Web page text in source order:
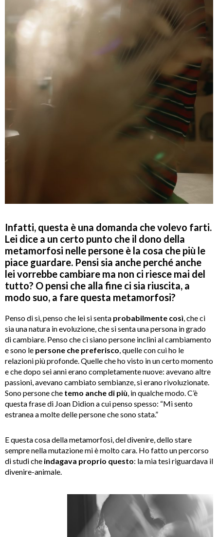
Infatti, questa è una domanda che volevo farti.
Lei dice a un certo punto che il dono della
metamorfosi nelle persone è la cosa che più le
piace guardare. Pensi sia anche perché anche
lei vorrebbe cambiare ma non ci riesce mai del
tutto? O pensi che alla fine ci sia riuscita, a
modo suo, a fare questa metamorfosi?
Penso di sì, penso che lei si senta probabilmente così, che ci
sia una natura in evoluzione, che si senta una persona in grado
di cambiare. Penso che ci siano persone inclini al cambiamento
e sono le persone che preferisco, quelle con cui ho le
relazioni più profonde. Quelle che ho visto in un certo momento
e che dopo sei anni erano completamente nuove: avevano altre
passioni, avevano cambiato sembianze, si erano rivoluzionate.
Sono persone che temo anche di più, in qualche modo. C’è
questa frase di Joan Didion a cui penso spesso: “Mi sento
estranea a molte delle persone che sono stata.”
E questa cosa della metamorfosi, del divenire, dello stare
sempre nella mutazione mi è molto cara. Ho fatto un percorso
di studi che indagava proprio questo: la mia tesi riguardava il
divenire-animale.